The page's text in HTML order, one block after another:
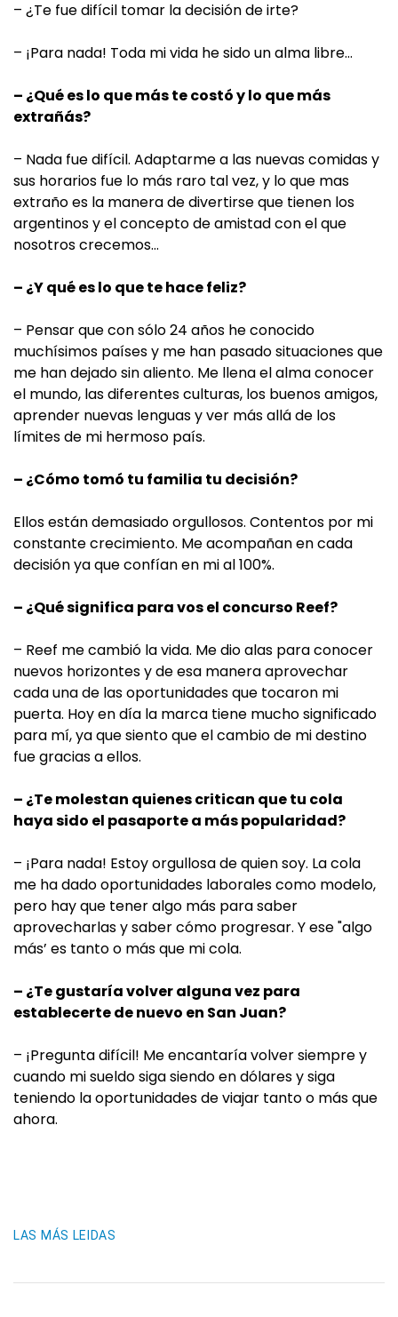
– ¿Te fue difícil tomar la decisión de irte?
– ¡Para nada! Toda mi vida he sido un alma libre…
– ¿Qué es lo que más te costó y lo que más
extrañás?
– Nada fue difícil. Adaptarme a las nuevas comidas y
sus horarios fue lo más raro tal vez, y lo que mas
extraño es la manera de divertirse que tienen los
argentinos y el concepto de amistad con el que
nosotros crecemos…
– ¿Y qué es lo que te hace feliz?
– Pensar que con sólo 24 años he conocido
muchísimos países y me han pasado situaciones que
me han dejado sin aliento. Me llena el alma conocer
el mundo, las diferentes culturas, los buenos amigos,
aprender nuevas lenguas y ver más allá de los
límites de mi hermoso país.
– ¿Cómo tomó tu familia tu decisión?
Ellos están demasiado orgullosos. Contentos por mi
constante crecimiento. Me acompañan en cada
decisión ya que confían en mi al 100%.
– ¿Qué significa para vos el concurso Reef?
– Reef me cambió la vida. Me dio alas para conocer
nuevos horizontes y de esa manera aprovechar
cada una de las oportunidades que tocaron mi
puerta. Hoy en día la marca tiene mucho significado
para mí, ya que siento que el cambio de mi destino
fue gracias a ellos.
– ¿Te molestan quienes critican que tu cola
haya sido el pasaporte a más popularidad?
– ¡Para nada! Estoy orgullosa de quien soy. La cola
me ha dado oportunidades laborales como modelo,
pero hay que tener algo más para saber
aprovecharlas y saber cómo progresar. Y ese "algo
más’ es tanto o más que mi cola.
– ¿Te gustaría volver alguna vez para
establecerte de nuevo en San Juan?
– ¡Pregunta difícil! Me encantaría volver siempre y
cuando mi sueldo siga siendo en dólares y siga
teniendo la oportunidades de viajar tanto o más que
ahora.
LAS MÁS LEIDAS